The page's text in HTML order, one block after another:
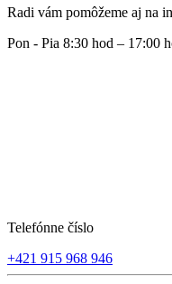
Radi vám pomôžeme aj na
Pon - Pia 8:30 hod – 17:00
Telefónne číslo
+421 915 968 946